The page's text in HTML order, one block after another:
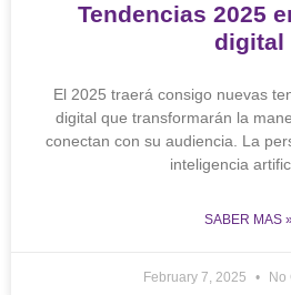
Tendencias 2025
digital
El 2025 traerá consigo nuevas
digital que transformarán la
conectan con su audiencia. La
inteligencia
SABER MAS
February 7, 2025 No